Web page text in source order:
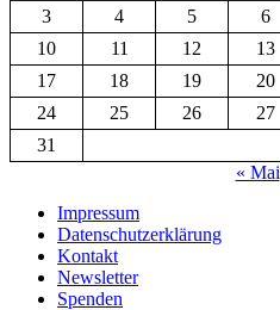
3
4 5 6
10
11 12 13
17
18 19 20
24
25 26 27
31
« Mai
Impressum
Datenschutzerklärung
Kontakt
Newsletter
Spenden